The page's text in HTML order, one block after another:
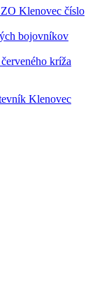
Klenovec číslo
bojovníkov
kríža
Klenovec